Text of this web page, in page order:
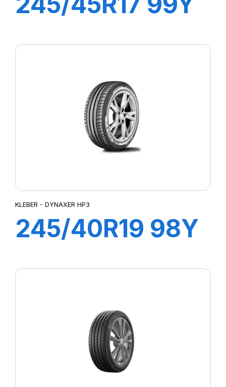
KLEBER - DYNAXER HP3
245/40R19 98Y